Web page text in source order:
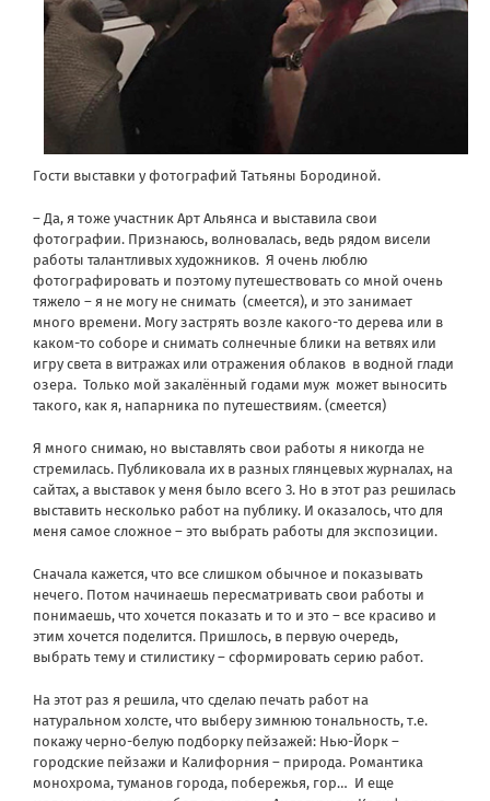
Гости выставки у фотографий Татьяны Бородиной.
– Да, я тоже участник Арт Альянса и выставила свои
фотографии. Признаюсь, волновалась, ведь рядом висели
работы талантливых художников. Я очень люблю
фотографировать и поэтому путешествовать со мной очень
тяжело – я не могу не снимать (смеется), и это занимает
много времени. Могу застрять возле какого-то дерева или в
каком-то соборе и снимать солнечные блики на ветвях или
игру света в витражах или отражения облаков в водной глади
озера. Только мой закалённый годами муж может выносить
такого, как я, напарника по путешествиям. (смеется)
Я много снимаю, но выставлять свои работы я никогда не
стремилась. Публиковала их в разных глянцевых журналах, на
сайтах, а выставок у меня было всего 3. Но в этот раз решилась
выставить несколько работ на публику. И оказалось, что для
меня самое сложное ­– это выбрать работы для экспозиции.
Сначала кажется, что все слишком обычное и показывать
нечего. Потом начинаешь пересматривать свои работы и
понимаешь, что хочется показать и то и это – все красиво и
этим хочется поделится. Пришлось, в первую очередь,
выбрать тему и стилистику – сформировать серию работ.
На этот раз я решила, что сделаю печать работ на
натуральном холсте, что выберу зимнюю тональность, т.е.
покажу черно-белую подборку пейзажей: Нью-Йорк –
городские пейзажи и Калифорния – природа. Романтика
монохрома, туманов города, побережья, гор… И еще